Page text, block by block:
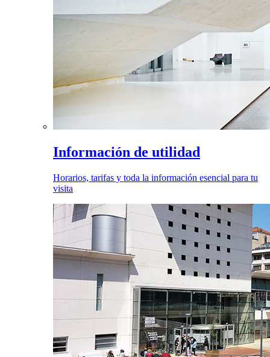
Información de utilidad
Horarios, tarifas y toda la información esencial para tu
visita